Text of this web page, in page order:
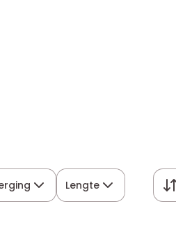
Lengte